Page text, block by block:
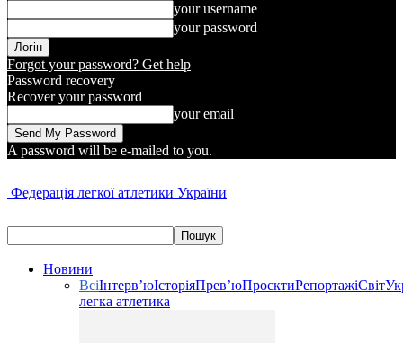
your username
your password
Forgot your password? Get help
Password recovery
Recover your password
your email
A password will be e-mailed to you.
Федерація легкої атлетики України
Новини
ВсіІнтерв’юІсторіяПрев’юПроєктиРепортажіСвіт
легка атлетика